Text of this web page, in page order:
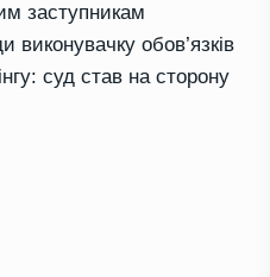
заступникам
виконувачку обов’язків
суд став на сторону